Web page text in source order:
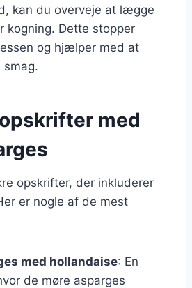
kan du overveje at lægge
kogning. Dette stopper
og hjælper med at
smag.
med
opskrifter, der inkluderer
er nogle af de mest
med hollandaise: En
de møre asparges